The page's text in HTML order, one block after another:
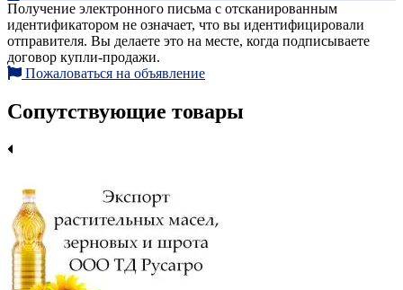
Получение электронного письма с отсканированным
идентификатором не означает, что вы идентифицировали
отправителя. Вы делаете это на месте, когда подписываете
договор купли-продажи.
Пожаловаться на объявление
Сопутствующие товары